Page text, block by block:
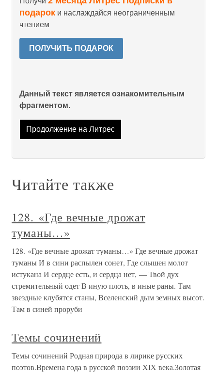
подарок и наслаждайся неограниченным
чтением
ПОЛУЧИТЬ ПОДАРОК
Данный текст является ознакомительным
фрагментом.
Продолжение на Литрес
Читайте также
128. «Где вечные дрожат
туманы…»
128. «Где вечные дрожат туманы…» Где вечные дрожат
туманы И в сини распылен сонет, Где слышен молот
истукана И сердце есть, и сердца нет, — Твой дух
стремительный одет В иную плоть, в иные раны. Там
звездные клубятся станы, Вселенский дым земных высот.
Там в синей проруби
Темы сочинений
Темы сочинений Родная природа в лирике русских
поэтов.Времена года в русской поэзии XIX века.Золотая